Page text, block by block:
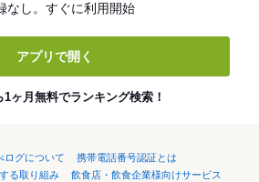
なし。すぐに利用開始
アプリで開く
1ヶ月無料でランキング検索！
ログについて
携帯電話番号認証とは
る取り組み
飲食店・飲食企業様向けサービス